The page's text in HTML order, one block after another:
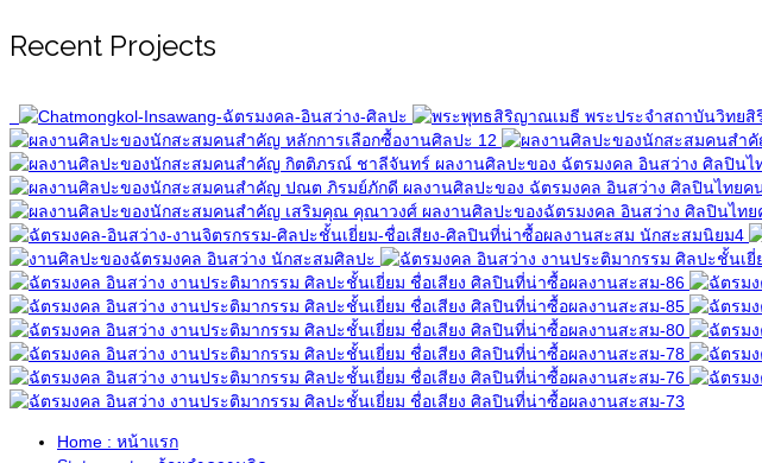
Recent Projects
Home : หน้าแรก